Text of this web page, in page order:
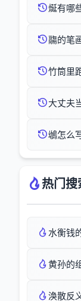
烻有哪
鬺的笔
竹筒里
大丈夫
鴢怎么
热门搜
水衡钱
黄孙的
涣散反